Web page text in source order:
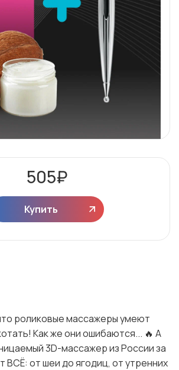
505₽
Купить
роликовые массажеры умеют
Как же они ошибаются... 🔥 А
3D-массажер из России за
ВСЁ: от шеи до ягодиц, от утренних